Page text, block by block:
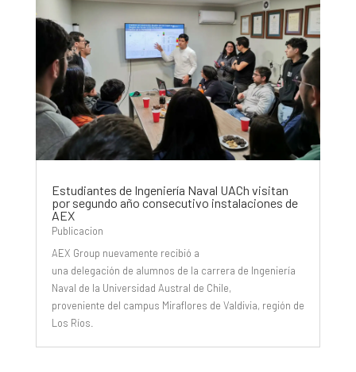
Estudiantes de Ingeniería Naval UACh visitan
por segundo año consecutivo instalaciones de
AEX
Publicacion
AEX Group nuevamente recibió a
una delegación de alumnos de la carrera de Ingeniería
Naval de la Universidad Austral de Chile,
proveniente del campus Miraflores de Valdivia, región de
Los Ríos.